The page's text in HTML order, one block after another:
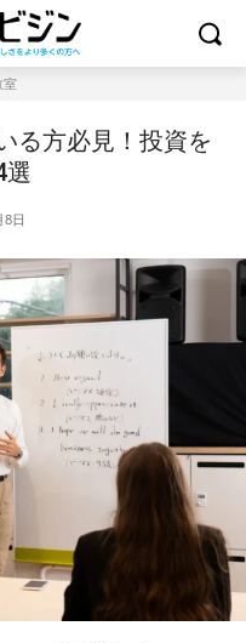
室
る方必見！投資を
選
8日